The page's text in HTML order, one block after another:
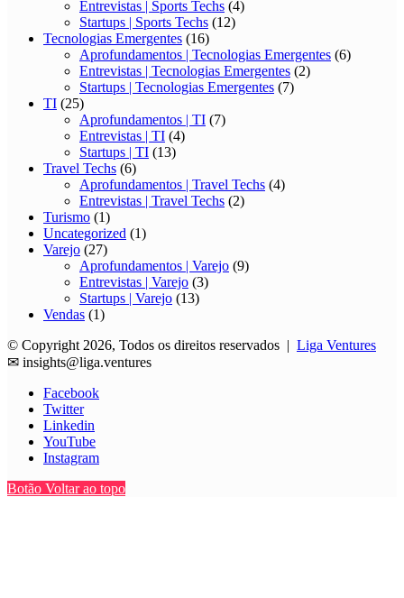
Entrevistas | Sports Techs (4)
Startups | Sports Techs (12)
Tecnologias Emergentes (16)
Aprofundamentos | Tecnologias Emergentes (6)
Entrevistas | Tecnologias Emergentes (2)
Startups | Tecnologias Emergentes (7)
TI (25)
Aprofundamentos | TI (7)
Entrevistas | TI (4)
Startups | TI (13)
Travel Techs (6)
Aprofundamentos | Travel Techs (4)
Entrevistas | Travel Techs (2)
Turismo (1)
Uncategorized (1)
Varejo (27)
Aprofundamentos | Varejo (9)
Entrevistas | Varejo (3)
Startups | Varejo (13)
Vendas (1)
© Copyright 2026, Todos os direitos reservados | Liga Ventures
✉ insights@liga.ventures
Facebook
Twitter
Linkedin
YouTube
Instagram
Botão Voltar ao topo